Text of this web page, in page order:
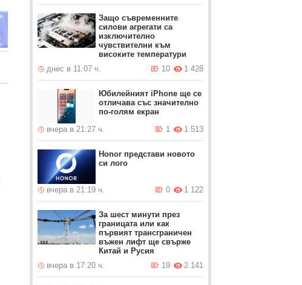
Защо съвременните
силови агрегати са
изключително
чувствителни към
високите температури
днес в 11:07 ч.
1 428
10
Юбилейният iPhone ще се
отличава със значително
по-голям екран
вчера в 21:27 ч.
1 513
1
Honor представи новото
си лого
вчера в 21:19 ч. 1 122
0
За шест минути през
границата или как
първият трансграничен
въжен лифт ще свърже
Китай и Русия
вчера в 17:20 ч.
2 141
19